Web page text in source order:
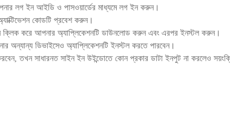
লগ ইন আইডি ও পাসওয়ার্ডের মাধ্যমে লগ ইন করুন।
কোডটি প্রবেশ করুন।
ক্লিক করে আপনার অ্যাপ্লিকেশনটি ডাউনলোড করুন এবং এরপর ইনস্টল করুন।
অন্যান্য ডিভাইসেও অ্যাপ্লিকেশনটি ইনস্টল করতে পারবেন।
তখন সাধারনত সাইন ইন উইন্ডোতে কোন প্রকার ডাটা ইনপুট না করলেও